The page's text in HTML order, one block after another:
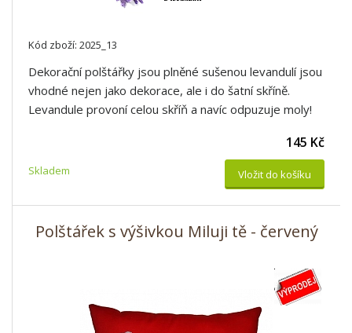
Kód zboží: 2025_13
Dekorační polštářky jsou plněné sušenou levandulí jsou
vhodné nejen jako dekorace, ale i do šatní skříně.
Levandule provoní celou skříň a navíc odpuzuje moly!
Skladem
145 Kč
Vložit do košíku
Polštářek s výšivkou Miluji tě - červený